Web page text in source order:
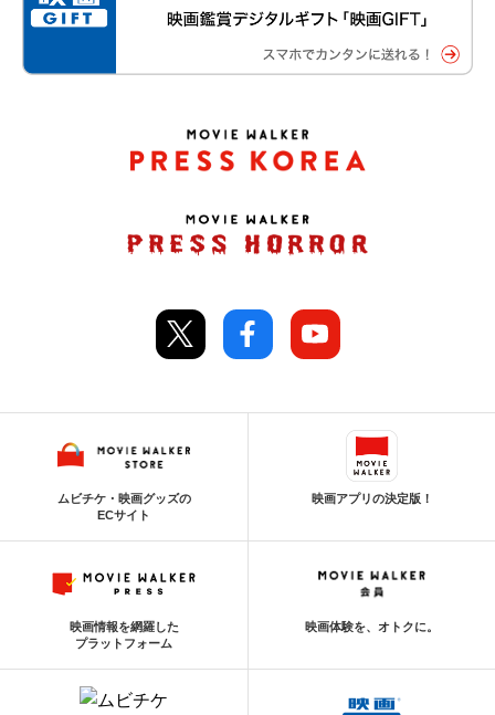
ムビチケ・映画グッズの
ECサイト
映画アプリの決定版！
映画情報を網羅した
プラットフォーム
映画体験を、オトクに。